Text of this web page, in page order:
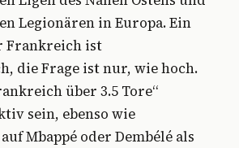
Legionären in Europa. Ein
Frankreich ist
die Frage ist nur, wie hoch.
über 3.5 Tore“
sein, ebenso wie
Mbappé oder Dembélé als